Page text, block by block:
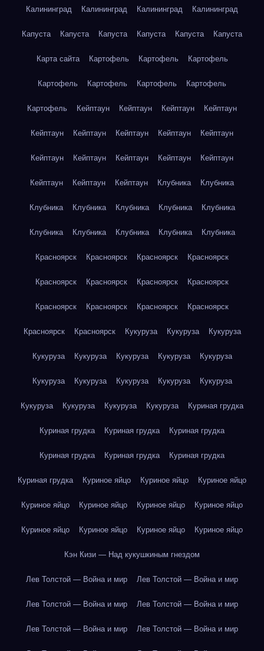
Калининград Калининград Калининград Калининград
Капуста Капуста Капуста Капуста Капуста Капуста
Карта сайта Картофель Картофель Картофель
Картофель Картофель Картофель Картофель
Картофель Кейптаун Кейптаун Кейптаун Кейптаун
Кейптаун Кейптаун Кейптаун Кейптаун Кейптаун
Кейптаун Кейптаун Кейптаун Кейптаун Кейптаун
Кейптаун Кейптаун Кейптаун Клубника Клубника
Клубника Клубника Клубника Клубника Клубника
Клубника Клубника Клубника Клубника Клубника
Красноярск Красноярск Красноярск Красноярск
Красноярск Красноярск Красноярск Красноярск
Красноярск Красноярск Красноярск Красноярск
Красноярск Красноярск Кукуруза Кукуруза Кукуруза
Кукуруза Кукуруза Кукуруза Кукуруза Кукуруза
Кукуруза Кукуруза Кукуруза Кукуруза Кукуруза
Кукуруза Кукуруза Кукуруза Кукуруза Куриная грудка
Куриная грудка Куриная грудка Куриная грудка
Куриная грудка Куриная грудка Куриная грудка
Куриная грудка Куриное яйцо Куриное яйцо Куриное яйцо
Куриное яйцо Куриное яйцо Куриное яйцо Куриное яйцо
Куриное яйцо Куриное яйцо Куриное яйцо Куриное яйцо
Кэн Кизи — Над кукушкиным гнездом
Лев Толстой — Война и мир Лев Толстой — Война и мир
Лев Толстой — Война и мир Лев Толстой — Война и мир
Лев Толстой — Война и мир Лев Толстой — Война и мир